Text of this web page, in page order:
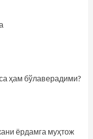
ҳам бўлаверадими?
ёрдамга муҳтож